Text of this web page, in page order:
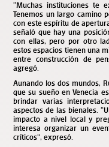
“Muchas instituciones te
Tenemos un largo camino
con este espíritu de
señaló que hay una
con ellas, pero por otro
estos espacios tienen una
entre construcción de
agregó.
Aunando los dos mundos,
que su sueño en Venecia
brindar varias
aspectos de las bienales.
impacto a nivel local y
interesa organizar un
críticos”, expresó.